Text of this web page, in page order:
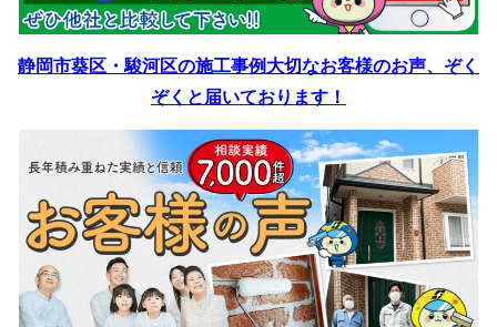
静岡市葵区・駿河区の施工事例 大切なお客様のお声、ぞく
ぞくと届いております！